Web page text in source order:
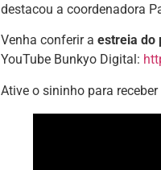
destacou a coordenadora
Venha conferir aestreia do
YouTube Bunkyo Digital:
Ative o sininho para